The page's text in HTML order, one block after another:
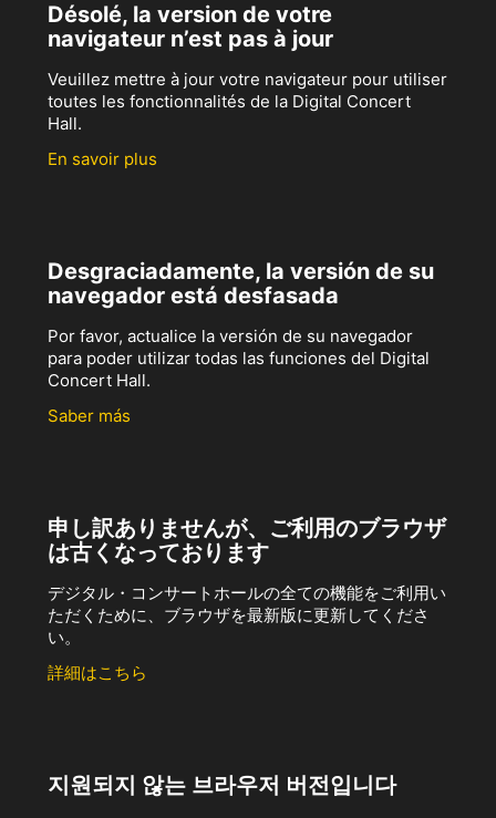
Désolé, la version de votre
navigateur n’est pas à jour
Veuillez mettre à jour votre navigateur pour utiliser
toutes les fonctionnalités de la Digital Concert
Hall.
En savoir plus
Desgraciadamente, la versión de su
navegador está desfasada
Por favor, actualice la versión de su navegador
para poder utilizar todas las funciones del Digital
Concert Hall.
Saber más
申し訳ありませんが、ご利用のブラウザ
は古くなっております
デジタル・コンサートホールの全ての機能をご利用い
ただくために、ブラウザを最新版に更新してくださ
い。
詳細はこちら
지원되지 않는 브라우저 버전입니다